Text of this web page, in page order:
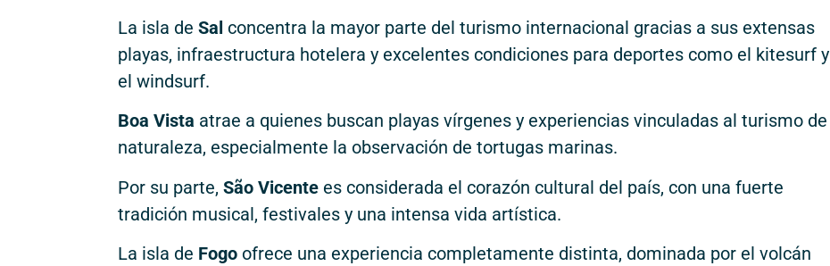
La isla de Sal concentra la mayor parte del turismo internacional gracias a sus extensas
playas, infraestructura hotelera y excelentes condiciones para deportes como el kitesurf y
el windsurf.
Boa Vista atrae a quienes buscan playas vírgenes y experiencias vinculadas al turismo de
naturaleza, especialmente la observación de tortugas marinas.
Por su parte, São Vicente es considerada el corazón cultural del país, con una fuerte
tradición musical, festivales y una intensa vida artística.
La isla de Fogo ofrece una experiencia completamente distinta, dominada por el volcán